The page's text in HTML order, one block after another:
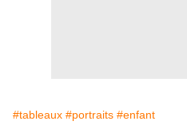
#tableaux #portraits #enfant